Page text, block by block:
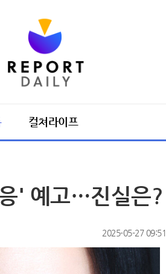
컬쳐라이프
' 예고…진실은?
2025-05-27 09:51